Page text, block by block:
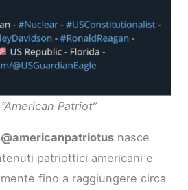
Patriot”
@americanpatriotus nasce
patriottici americani e
fino a raggiungere circa